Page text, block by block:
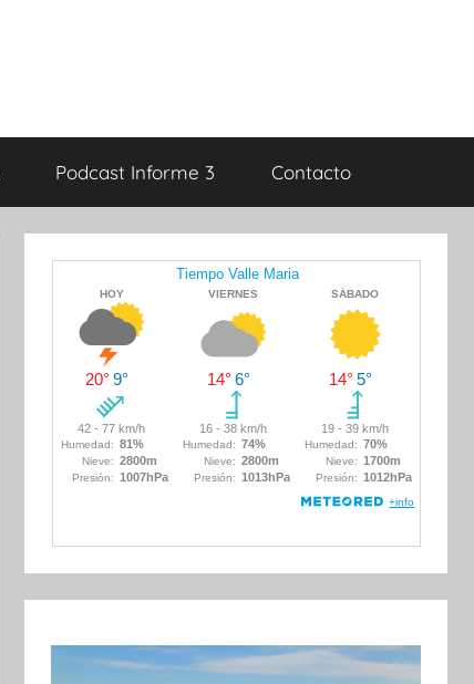
Podcast Informe 3 Contacto